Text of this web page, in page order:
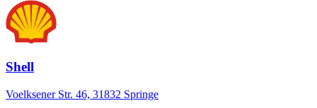
Shell
Voelksener Str. 46, 31832 Springe